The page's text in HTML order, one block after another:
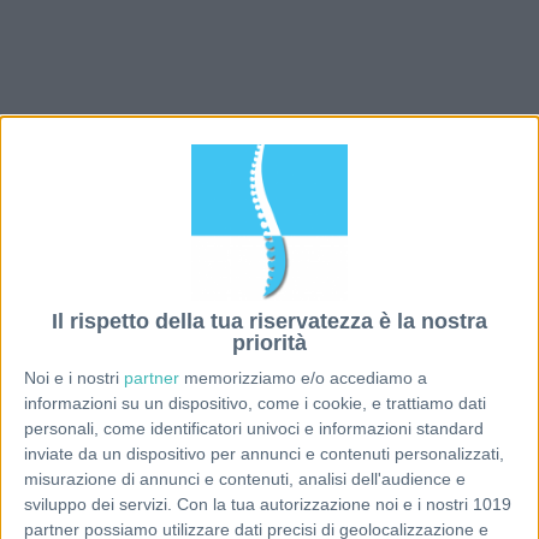
Il rispetto della tua riservatezza è la nostra
priorità
Noi e i nostri partner memorizziamo e/o accediamo a
informazioni su un dispositivo, come i cookie, e trattiamo dati
personali, come identificatori univoci e informazioni standard
inviate da un dispositivo per annunci e contenuti personalizzati,
misurazione di annunci e contenuti, analisi dell'audience e
sviluppo dei servizi. Con la tua autorizzazione noi e i nostri 1019
partner possiamo utilizzare dati precisi di geolocalizzazione e